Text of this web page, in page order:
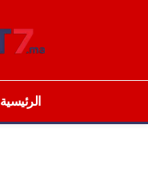
الرئيسية